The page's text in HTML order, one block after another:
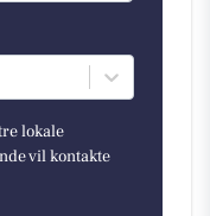
lokale
vil kontakte